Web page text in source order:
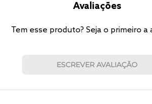
Avaliações
Tem esse produto? Seja o primeiro a
ESCREVER AVALIAÇÃO